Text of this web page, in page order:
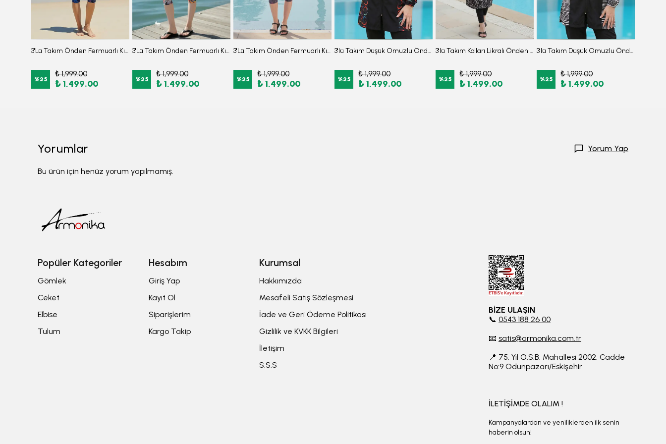
3'Lü Takım Önden Fermuarlı Kısa Kollu Diz Altı Taytlı Burkini Su İtici Kumaş Yarı Tesettür Mayo D52
%25
₺ 1,999.00
₺ 1,499.00
3'Lü Takım Önden Fermuarlı Kısa Kollu Diz Altı Taytlı Burkini Su İtici Kumaş Yarı Tesettür Mayo D47
%25
₺ 1,999.00
₺ 1,499.00
3'Lü Takım Önden Fermuarlı Kısa Kollu Diz Altı Taytlı Burkini Su İtici Kumaş Yarı Tesettür Mayo D24
%25
₺ 1,999.00
₺ 1,499.00
3'lü Takım Düşük Omuzlu Önden Fermuarlı Arkası Lastikli Yırtmaçlı Burkini Tesettür Mayo D33
%25
₺ 1,999.00
₺ 1,499.00
3'lü Takım Kolları Likralı Önden Fermuarlı Yırtmaçlı Maksi Burkini Tesettür Mayo D26
%25
₺ 1,999.00
₺ 1,499.00
3'lü Takım Düşük Omuzlu Önden Fermuarlı Arkası Lastikli Yırtmaçlı Burkini Tesettür Mayo D9
%25
₺ 1,999.00
₺ 1,499.00
Yorumlar Yorum Yap
Bu ürün için henüz yorum yapılmamış.
Popüler Kategoriler
Gömlek
Ceket
Elbise
Tulum
Hesabım
Giriş Yap
Kayıt Ol
Siparişlerim
Kargo Takip
Kurumsal
Hakkımızda
Mesafeli Satış Sözleşmesi
İade ve Geri Ödeme Politikası
Gizlilik ve KVKK Bilgileri
İletişim
S.S.S
BİZE ULAŞIN
📞 0543 188 26 00
📧 satis@armonika.com.tr
📍 75. Yıl O.S.B. Mahallesi 2002. Cadde
No:9 Odunpazarı/Eskişehir
İLETİŞİMDE OLALIM !
Kampanyalardan ve yeniliklerden ilk senin
haberin olsun!